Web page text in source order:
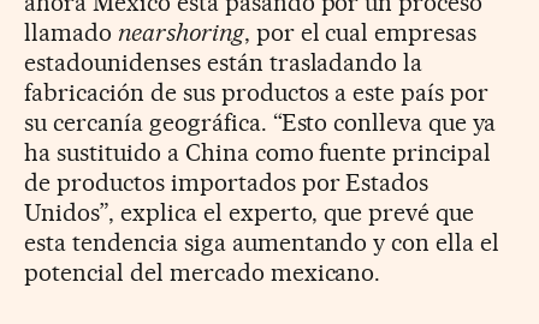
llamado nearshoring, por el cual empresas
estadounidenses están trasladando la
fabricación de sus productos a este país por
su cercanía geográfica. “Esto conlleva que ya
ha sustituido a China como fuente principal
de productos importados por Estados
Unidos”, explica el experto, que prevé que
esta tendencia siga aumentando y con ella el
potencial del mercado mexicano.